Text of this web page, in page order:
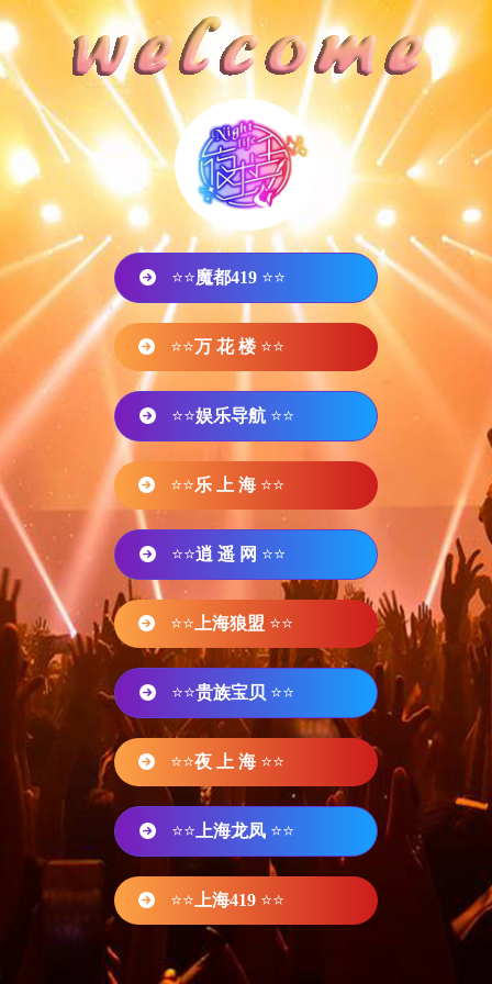
⭐⭐魔都419 ⭐⭐
⭐⭐万 花 楼 ⭐⭐
⭐⭐娱乐导航 ⭐⭐
⭐⭐乐 上 海 ⭐⭐
⭐⭐逍 遥 网 ⭐⭐
⭐⭐ 上海狼盟 ⭐⭐
⭐⭐贵族宝贝 ⭐⭐
⭐⭐夜 上 海 ⭐⭐
⭐⭐ 上海龙凤 ⭐⭐
⭐⭐ 上海419 ⭐⭐